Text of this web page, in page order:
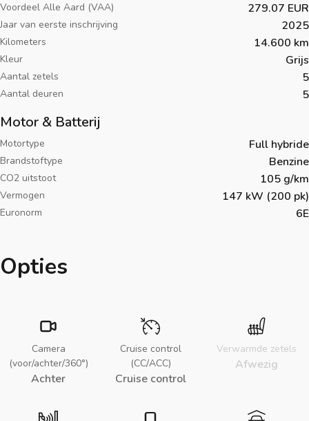
Voordeel Alle Aard (VAA) 279.07 EUR
Jaar van eerste inschrijving 2025
Kilometers 14.600 km
Kleur Grijs
Aantal zetels 5
Aantal deuren 5
Motor & Batterij
Motortype Full hybride
Brandstoftype Benzine
CO2 uitstoot 105 g/km
Vermogen 147 kW (200 pk)
Euronorm 6E
Opties
Camera
(voor/achter/360°)
Achter
Cruise control
(CC/ACC)
Cruise control
Verwarmde zetels
Afwezig